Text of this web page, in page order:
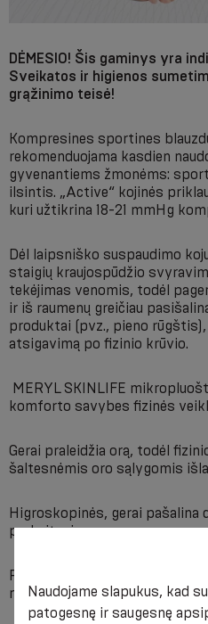
DĖMESIO! Šis gaminys yra
Sveikatos ir higienos
grąžinimo teisė!
Kompresines sportines
rekomenduojama kasdien
gyvenantiems žmonėms:
ilsintis. „Active“ kojinės
kuri užtikrina 18-21 mmHg
Dėl laipsniško suspaudimo
staigių kraujospūdžio
tekėjimas venomis, todėl
ir iš raumenų greičiau
produktai (pvz., pieno
atsigavimą po fizinio krūvio.
MERYL SKINLIFE
komforto savybes fizinės
Gerai praleidžia orą, todėl
šaltesnėmis oro sąlygomis
Higroskopinės, gerai pašalina
prakaitavimo.
Pasižymi bakteriostatinėmis
nemalonaus kvapo net ir ilgo
Naudojame slapukus, kad
patogesnę ir saugesnę